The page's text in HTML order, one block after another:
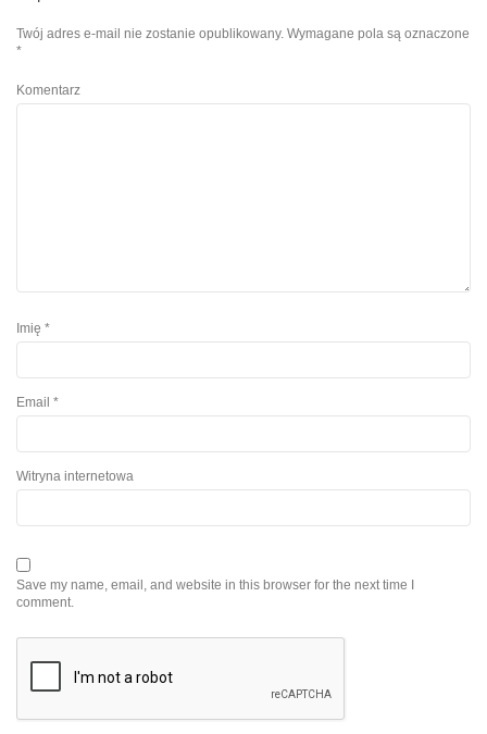
Twój adres e-mail nie zostanie opublikowany. Wymagane pola są oznaczone
*
Komentarz
Imię *
Email *
Witryna internetowa
Save my name, email, and website in this browser for the next time I
comment.